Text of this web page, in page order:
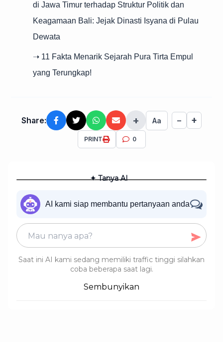
di Jawa Timur terhadap Struktur Politik dan
Keagamaan Bali: Jejak Dinasti Isyana di Pulau
Dewata
➝ 11 Fakta Menarik Sejarah Pura Tirta Empul
yang Terungkap!
Share: + Aa − +
PRINT 0
✦ Tanya AI
AI kami siap membantu pertanyaan anda
Saat ini AI kami sedang memiliki traffic tinggi silahkan
coba beberapa saat lagi.
Sembunyikan